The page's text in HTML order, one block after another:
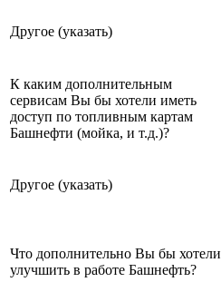
Другое (указать)
К каким дополнительным
сервисам Вы бы хотели иметь
доступ по топливным картам
Башнефти (мойка, и т.д.)?
Другое (указать)
Что дополнительно Вы бы хотели
улучшить в работе Башнефть?